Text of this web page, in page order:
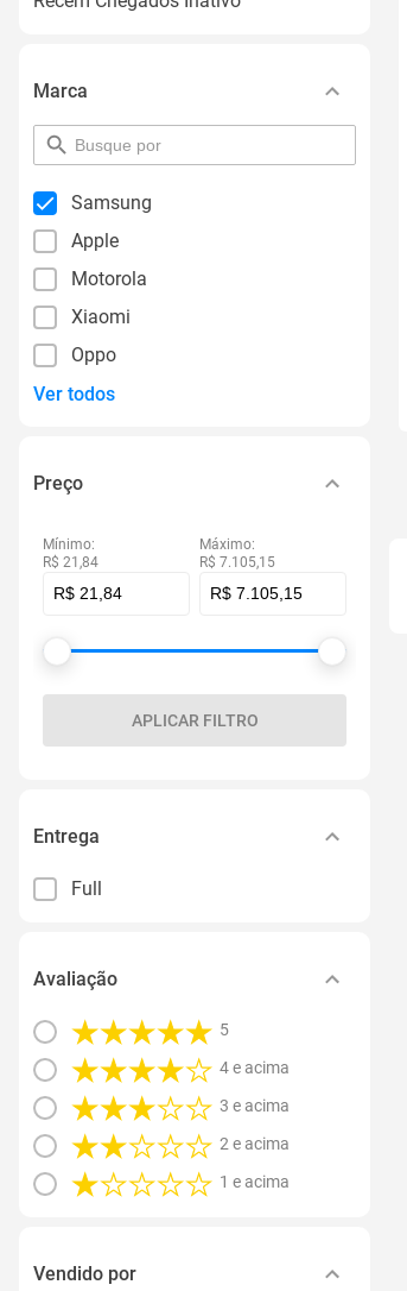
Marca
pesquisar
por
Samsung
Apple
Motorola
Xiaomi
Oppo
Ver todos
Preço
Mínimo:
R$ 21,84
Máximo:
R$ 7.105,15
APLICAR FILTRO
Entrega
Full
Avaliação
5
4 e acima
3 e acima
2 e acima
1 e acima
Vendido por